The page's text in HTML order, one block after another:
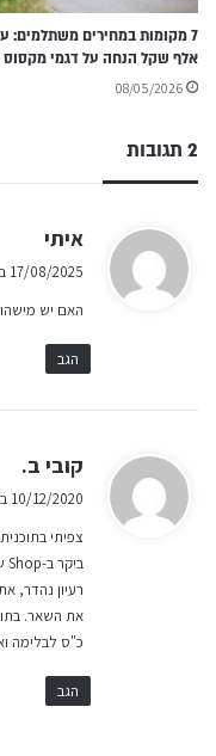
אלף שקל הנחה על דגמי מקסוס
08/05/2026
2 תגובות
איתי
ב
17/08/2025 בשעה 16:09
האם יש
הגב
קובי ב.
ב
10/12/2020 בשעה 17:27
ביקר ב-Shop של Electric GT….
רעיון נהדר,
כ"ס לבלימה ואפשרות עד 1000
הגב